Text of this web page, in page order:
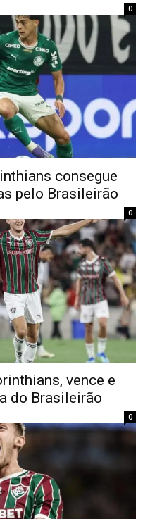
0
consegue
pelo Brasileirão
0
vence e
do Brasileirão
0